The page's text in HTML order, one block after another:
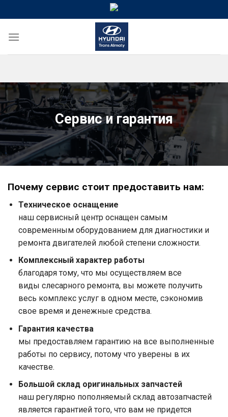
to
content
Сервис и гарантия
Почему сервис стоит предоставить нам:
Техническое оснащение
наш сервисный центр оснащен самым
современным оборудованием для диагностики и
ремонта двигателей любой степени сложности.
Комплексный характер работы
благодаря тому, что мы осуществляем все
виды слесарного ремонта, вы можете получить
весь комплекс услуг в одном месте, сэкономив
свое время и денежные средства.
Гарантия качества
мы предоставляем гарантию на все выполненные
работы по сервису, потому что уверены в их
качестве.
Большой склад оригинальных запчастей
наш регулярно пополняемый склад автозапчастей
является гарантией того, что вам не придется